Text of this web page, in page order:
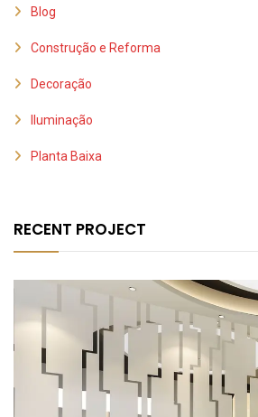
Blog
Construção e Reforma
Decoração
Iluminação
Planta Baixa
RECENT PROJECT